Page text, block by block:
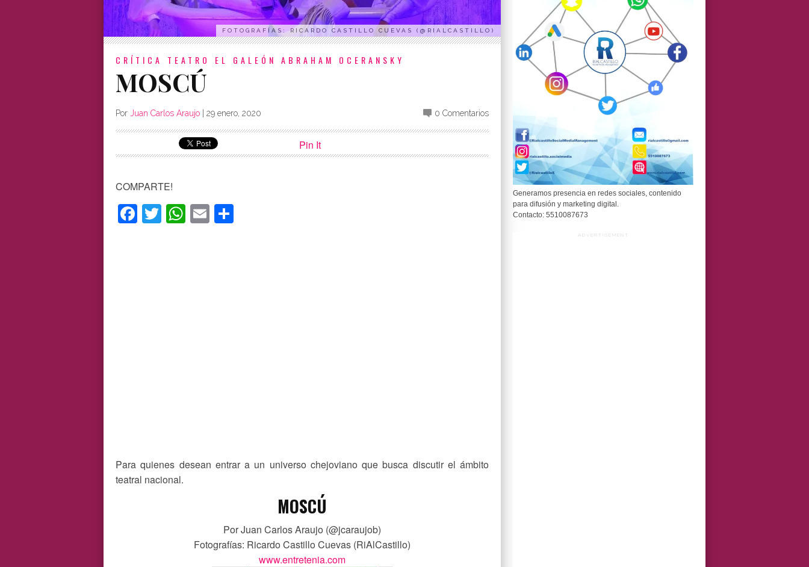
FOTOGRAFÍAS: RICARDO CASTILLO CUEVAS (@RIALCASTILLO)
CRÍTICA TEATRO EL GALEÓN ABRAHAM OCERANSKY
MOSCÚ
Por Juan Carlos Araujo 29 enero, 2020 0 Comentarios
Pin It
COMPARTE!
Facebook
Twitter
WhatsApp
Email
Para quienes desean entrar a un universo chejoviano que busca discutir el ámbito
teatral nacional.
MOSCÚ
Por Juan Carlos Araujo (@jcaraujob)
Fotografías: Ricardo Castillo Cuevas (RiAlCastillo)
www.entretenia.com
Generamos presencia en redes sociales, contenido
para difusión y marketing digital.
Contacto: 5510087673
ADVERTISEMENT